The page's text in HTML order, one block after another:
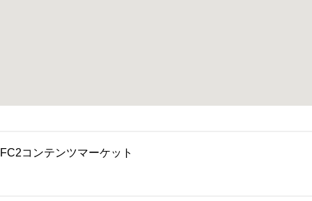
FC2コンテンツマーケット